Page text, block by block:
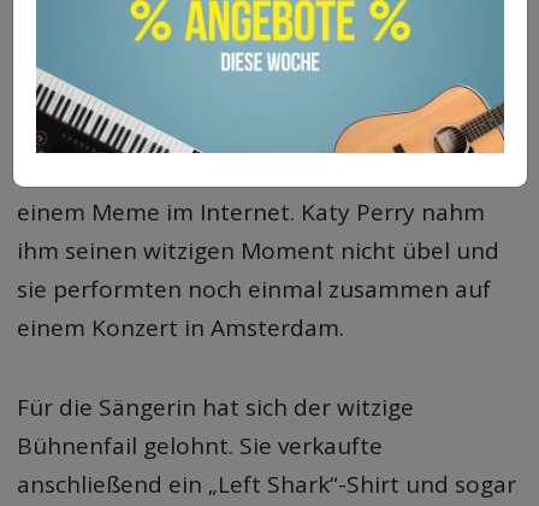
dass die witzigen Moves inszeniert waren. Er
führt sogar „Left Shark“ in seinem Lebenslauf
auf.
einem Meme im Internet. Katy Perry nahm
ihm seinen witzigen Moment nicht übel und
sie performten noch einmal zusammen auf
einem Konzert in Amsterdam.
Für die Sängerin hat sich der witzige
Bühnenfail gelohnt. Sie verkaufte
anschließend ein „Left Shark“-Shirt und sogar